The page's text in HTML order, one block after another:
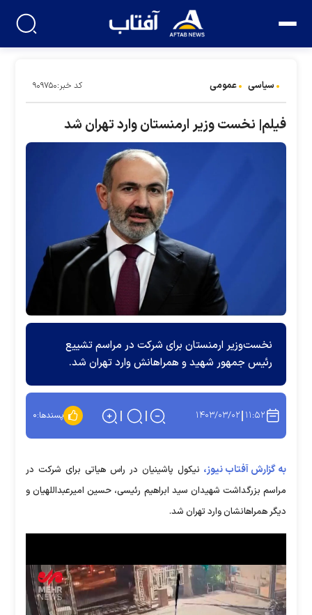
سیاسی عمومی کد خبر:۹۰۹۷۵۰
فیلم| نخست وزیر ارمنستان وارد تهران شد
نخست‌وزیر ارمنستان برای شرکت در مراسم تشییع
رئیس جمهور شهید و همراهانش وارد تهران شد.
۱۱:۵۲ ۱۴۰۳/۰۳/۰۲ پسندها:۰
به گزارش آفتاب نیوز، نیکول پاشینیان در راس هیاتی برای شرکت در
مراسم بزرگداشت شهیدان سید ابراهیم رئیسی، حسین امیرعبداللهیان و
دیگر همراهانشان وارد تهران شد.